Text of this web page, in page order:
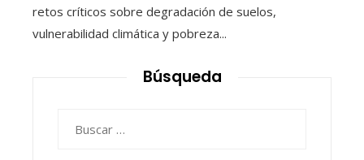
retos críticos sobre degradación de suelos,
vulnerabilidad climática y pobreza...
Búsqueda